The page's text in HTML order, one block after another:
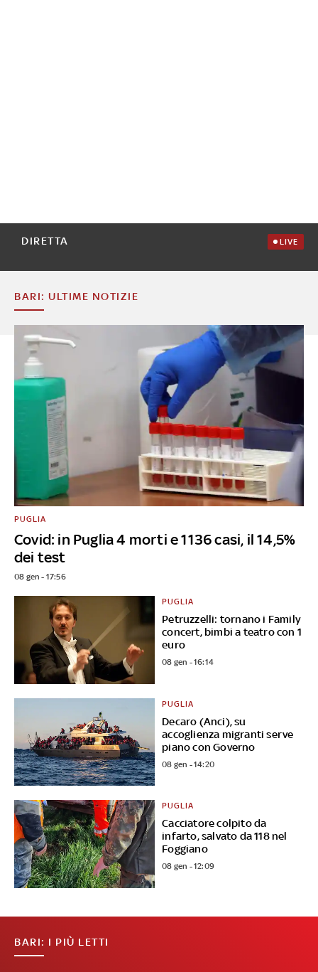
DIRETTA LIVE
BARI: ULTIME NOTIZIE
Covid: in Puglia 4 morti e 1136 casi, il 14,5%
dei test
PUGLIA
08 gen - 17:56
Petruzzelli: tornano i Family
concert, bimbi a teatro con 1
euro
PUGLIA
08 gen - 16:14
Decaro (Anci), su
accoglienza migranti serve
piano con Governo
PUGLIA
08 gen - 14:20
Cacciatore colpito da
infarto, salvato da 118 nel
Foggiano
PUGLIA
08 gen - 12:09
BARI: I PIÙ LETTI